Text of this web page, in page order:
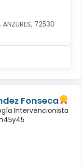
ANZURES, 72530
Fonseca
Intervencionista